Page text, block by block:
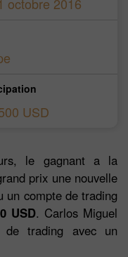
USD
le gagnant a la
prix une nouvelle
un compte de trading
USD. Carlos Miguel
de trading avec un